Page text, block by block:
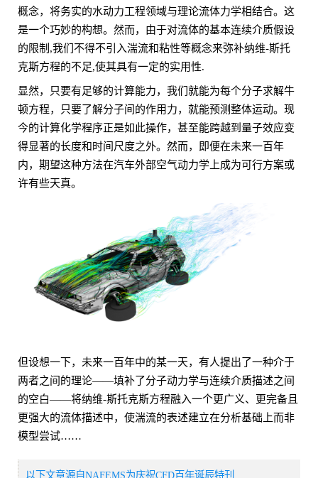
概念，将务实的水动力工程领域与理论流体力学相结合。这
是一个巧妙的构想。然而，由于对流体的基本连续介质假设
的限制,我们不得不引入湍流和粘性等概念来弥补纳维-斯托
克斯方程的不足,使其具有一定的实用性.
显然，只要有足够的计算能力，我们就能为每个分子求解牛
顿方程，只要了解分子间的作用力，就能预测整体运动。现
今的计算化学程序正是如此操作，甚至能跨越到量子效应变
得显著的长度和时间尺度之外。然而，即便在未来一百年
内，期望这种方法在汽车外部空气动力学上成为可行方案或
许有些天真。
但设想一下，未来一百年中的某一天，有人提出了一种介于
两者之间的理论——填补了分子动力学与连续介质描述之间
的空白——将纳维-斯托克斯方程融入一个更广义、更完备且
更强大的流体描述中，使湍流的表述建立在分析基础上而非
模型尝试……
以下文章源自NAFEMS为庆祝CFD百年诞辰特刊